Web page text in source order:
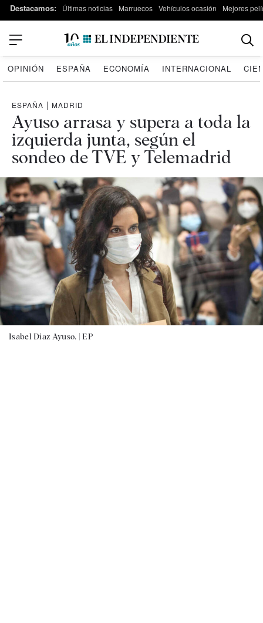
Destacamos: Últimas noticias Marruecos Vehículos ocasión Mejores
OPINIÓN ESPAÑA ECONOMÍA INTERNACIONAL
ESPAÑA | MADRID
Ayuso arrasa y supera a toda la
izquierda junta, según el
sondeo de TVE y Telemadrid
Isabel Díaz Ayuso. |EP